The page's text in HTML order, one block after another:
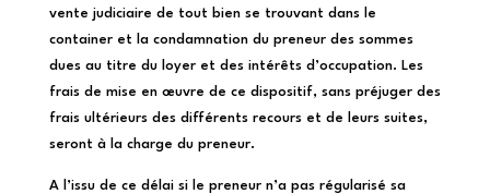
vente judiciaire de tout bien se trouvant dans le
container et la condamnation du preneur des sommes
dues au titre du loyer et des intérêts d’occupation. Les
frais de mise en œuvre de ce dispositif, sans préjuger des
frais ultérieurs des différents recours et de leurs suites,
seront à la charge du preneur.
A l’issu de ce délai si le preneur n’a pas régularisé sa